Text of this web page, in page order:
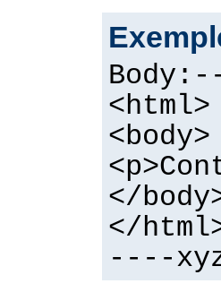
<html>
<body>
</
</
----